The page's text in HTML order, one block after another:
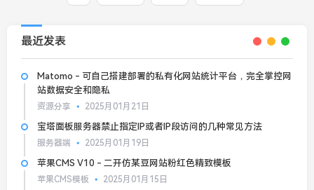
最近发表
Matomo - 可自己搭建部署的私有化网站统计平台，完全掌控网
站数据安全和隐私
资源分享 2025月01月21日
宝塔面板服务器禁止指定IP或者IP段访问的几种常见方法
服务器端 2025月01月19日
苹果CMS V10 - 二开仿某豆网站粉红色精致模板
苹果CMS模板 2025月01月15日